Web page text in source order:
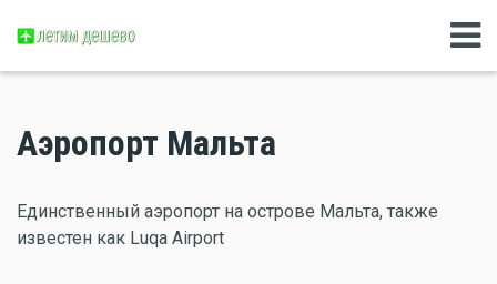
Аэропорт Мальта
Единственный аэропорт на острове Мальта, также
известен как Luqa Airport